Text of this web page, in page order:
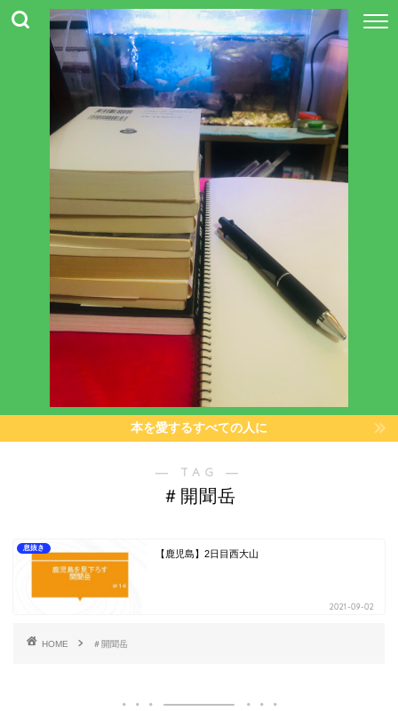
本を愛するすべての人に
― TAG ―
＃開聞岳
息抜き
【鹿児島】2日目西大山
2021-09-02
HOME ＃開聞岳